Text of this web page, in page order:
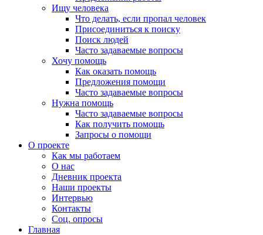
Ищу человека
Что делать, если пропал человек
Присоединиться к поиску
Поиск людей
Часто задаваемые вопросы
Хочу помощь
Как оказать помощь
Предложения помощи
Часто задаваемые вопросы
Нужна помощь
Часто задаваемые вопросы
Как получить помощь
Запросы о помощи
О проекте
Как мы работаем
О нас
Дневник проекта
Наши проекты
Интервью
Контакты
Соц. опросы
Главная